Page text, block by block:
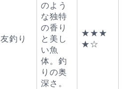
友釣り
のよう
な独特
の香り
と美し
い魚
体。釣
りの奥
深さ。
★★★
★☆